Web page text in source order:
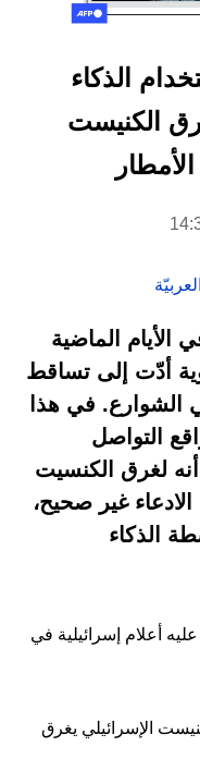
الذكاء
الكنيست
الماضية
أدّت إلى تساقط
الشوارع. في هذا
التواصل
لغرق الكنسيت
الادعاء غير صحيح،
الذكاء
أعلام إسرائيلية في
الإسرائيلي يغرق